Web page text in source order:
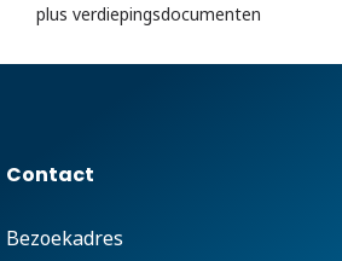
plus verdiepingsdocumenten
Contact
Bezoekadres